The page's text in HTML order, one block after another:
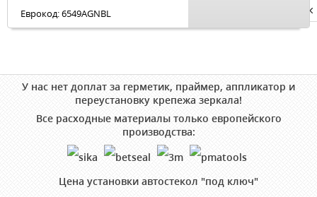
Еврокод: 6549AGNBL
У нас нет доплат за герметик, праймер, аппликатор и
переустановку крепежа зеркала!
Все расходные материалы только европейского
производства:
Цена установки автостекол "под ключ"